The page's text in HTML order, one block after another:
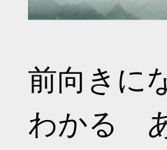
前向きに
わかる